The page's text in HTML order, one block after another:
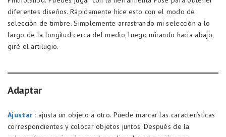
diferentes diseños. Rápidamente hice esto con el modo de
selección de timbre. Simplemente arrastrando mi selección a lo
largo de la longitud cerca del medio, luego mirando hacia abajo,
giré el artilugio.
Adaptar
Ajustar : ajusta un objeto a otro. Puede marcar las características
correspondientes y colocar objetos juntos. Después de la